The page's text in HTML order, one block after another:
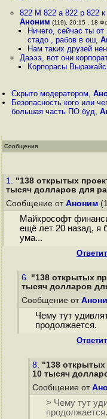
822 М 822 а 822 р 822
Аноним (119), 20:15 , 18-
Ничего, сейчас ты
стадо , рабов в ош,
Нам таких друзей
Даэээ, вот они
Корпорасы
Скрыто модератором,
Безопасность кого или
большая часть ПО буд,
Сообщения
1. "138 открытых
тысяч долларов для
Сообщение от Аноним
Майкрософт
ещё лет 20 назад, я
ума...
6. "138 открытых
тысяч долларов
Сообщение от
Чему тут
продолжается.
8. "138 открытых
10 тысяч
Сообщение от
> Чему тут
продолжается.